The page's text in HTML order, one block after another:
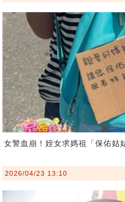
女警血崩！姪女求媽祖「保佑姑
2026/04/23 13:10